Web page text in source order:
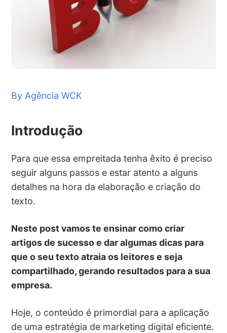
By Agência WCK
Introdução
Para que essa empreitada tenha êxito é preciso
seguir alguns passos e estar atento a alguns
detalhes na hora da elaboração e criação do
texto.
Neste post vamos te ensinar como criar
artigos de sucesso e dar algumas dicas para
que o seu texto atraia os leitores e seja
compartilhado, gerando resultados para a sua
empresa.
Hoje, o conteúdo é primordial para a aplicação
de uma estratégia de marketing digital eficiente.